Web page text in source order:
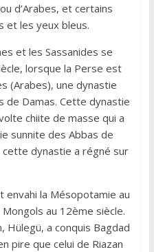
d’Arabes, et certains
et les yeux bleus.
et les Sassanides se
lorsque la Perse est
(Arabes), une dynastie
de Damas. Cette dynastie
chiite de masse qui a
sunnite des Abbas de
dynastie a régné sur
envahi la Mésopotamie au
au 12ème siècle.
Hülegü, a conquis Bagdad
pire que celui de Riazan